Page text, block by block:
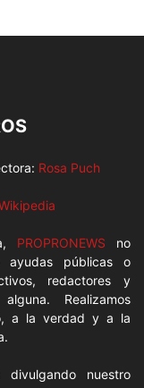
Rosa Puch
PROPRONEWS no
ayudas públicas o
redactores y
Realizamos
a la verdad y a la
nuestro